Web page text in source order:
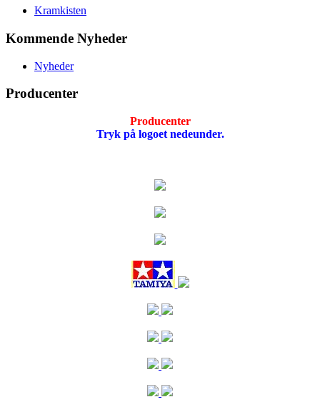
Kramkisten
Kommende Nyheder
Nyheder
Producenter
Producenter
Tryk på logoet nedeunder.